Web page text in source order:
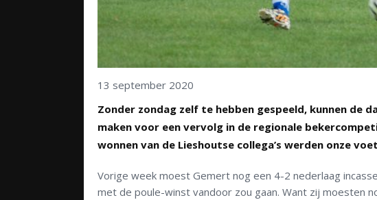
13 september 2020
Zonder zondag zelf te hebben gespeeld, kunnen de
maken voor een vervolg in de regionale
wonnen van de Lieshoutse collega’s werden onze
Vorige week moest Gemert nog een 4-2 nederlaag
met de poule-winst vandoor zou gaan. Want zij moesten